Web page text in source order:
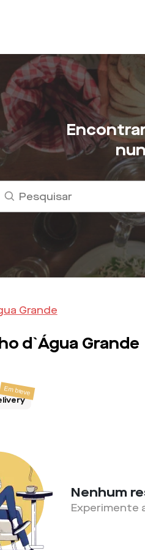
Grande
d`Água Grande
Nenhum
Experimente